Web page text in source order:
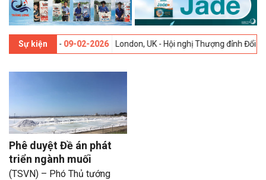
Sự kiện
lần thứ 13 - 09-02-2026 London, UK - Hội nghị Thượng đỉnh Đổi
Phê duyệt Đề án phát
triển ngành muối
(TSVN) – Phó Thủ tướng